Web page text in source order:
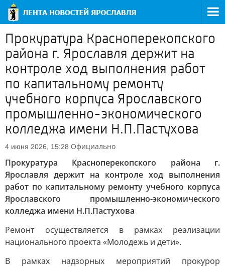
Прокуратура Красноперекопского
района г. Ярославля держит на
контроле ход выполнения работ
по капитальному ремонту
учебного корпуса Ярославского
промышленно-экономического
колледжа имени Н.П.Пастухова
4 июня 2026, 15:28 Официально
Прокуратура Красноперекопского района г.
Ярославля держит на контроле ход выполнения
работ по капитальному ремонту учебного корпуса
Ярославского промышленно-экономического
колледжа имени Н.П.Пастухова
Ремонт осуществляется в рамках реализации
национального проекта «Молодежь и дети».
В рамках надзорных мероприятий прокурор